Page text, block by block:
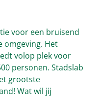
voor een bruisend
omgeving. Het
volop plek voor
personen. Stadslab
grootste
Wat wil jij